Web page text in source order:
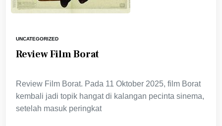
UNCATEGORIZED
Review Film Borat
Review Film Borat. Pada 11 Oktober 2025, film Borat
kembali jadi topik hangat di kalangan pecinta sinema,
setelah masuk peringkat